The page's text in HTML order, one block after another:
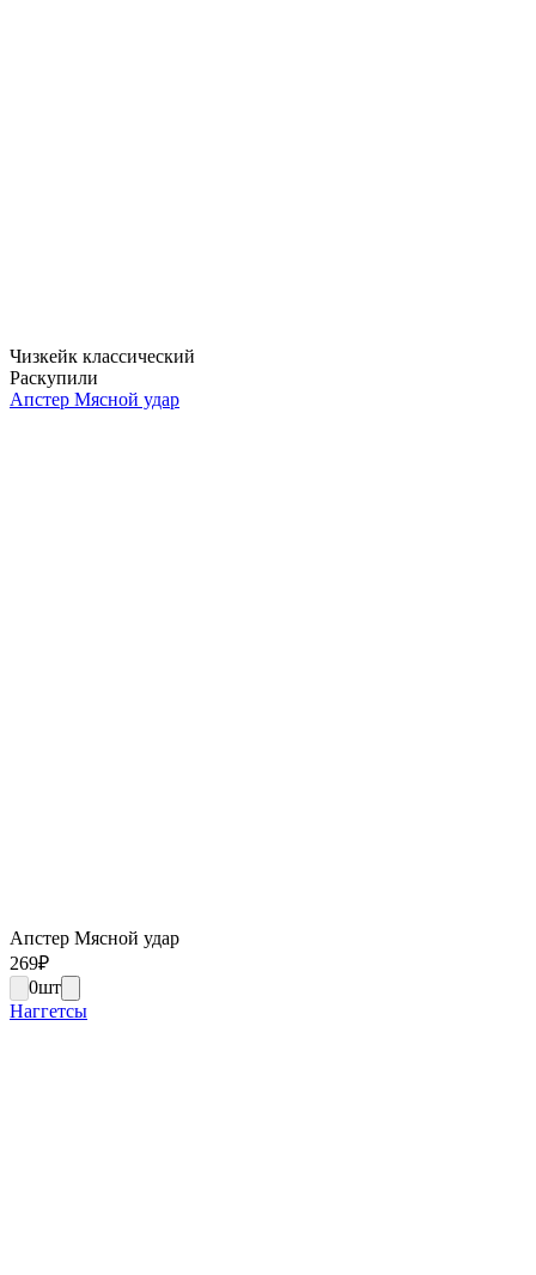
Чизкейк классический
Раскупили
Апстер Мясной удар
Апстер Мясной удар
269₽
0шт
Наггетсы